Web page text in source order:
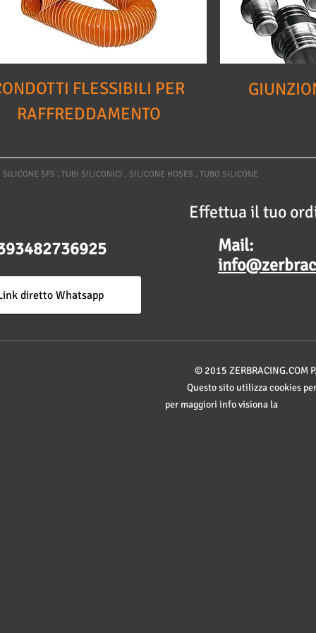
FLESSIBILI PER
RAFFREDDAMENTO
SILICONE SFS , TUBI SILICONICI , SILICONE HOSES , TUBO SILICONE
Effettua il tuo
diretto Whatsapp
Mail:
© 2015 ZERBRACING.COM
Questo sito utilizza cookies
per maggiori info visiona la